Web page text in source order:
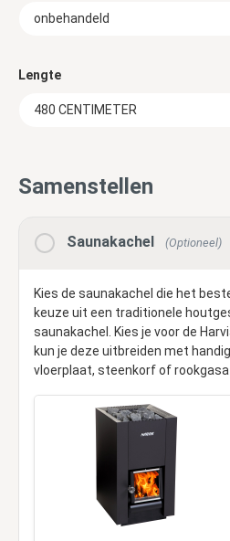
onbehandeld
Lengte
480 CENTIMETER
Samenstellen
Saunakachel (Optioneel)
Kies de saunakachel die het
keuze uit een traditionele
saunakachel. Kies je voor de
kun je deze uitbreiden met
vloerplaat, steenkorf of